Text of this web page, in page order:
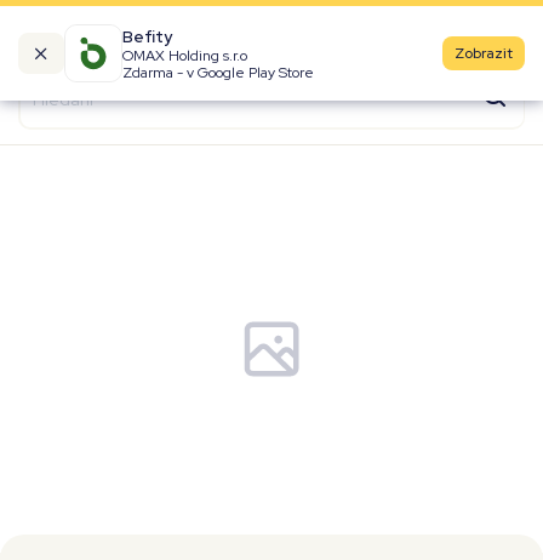
Befity
OMAX Holding s.r.o
Zdarma - v Google Play Store
Zobrazit
Kalorické tabulky